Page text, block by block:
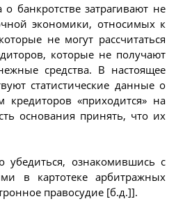
банкротстве затрагивают не
экономики, относимых к
не могут рассчитаться
которые не получают
средства. В настоящее
статистические данные о
кредиторов «приходится» на
основания принять, что их
ознакомившись с
в картотеке арбитражных
правосудие [б.д.]].